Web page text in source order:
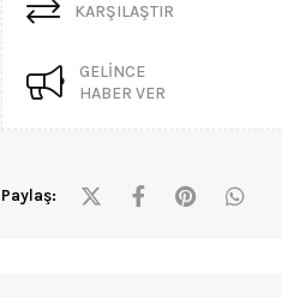
KARŞILAŞTIR
GELINCE
HABER VER
Paylaş: